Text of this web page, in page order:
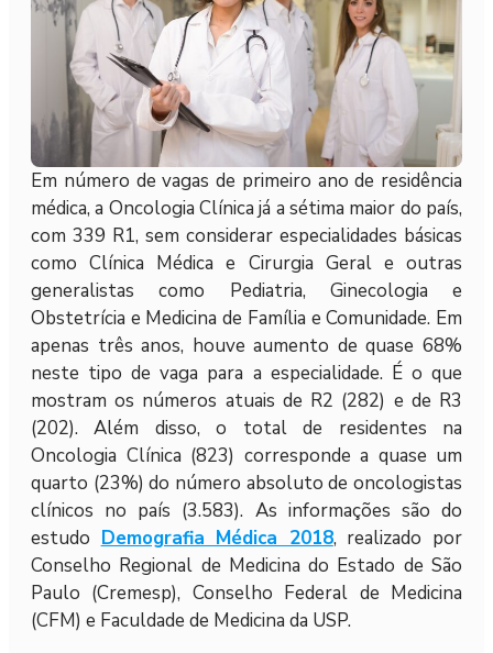
Em número de vagas de primeiro ano de residência
médica, a Oncologia Clínica já a sétima maior do país,
com 339 R1, sem considerar especialidades básicas
como Clínica Médica e Cirurgia Geral e outras
generalistas como Pediatria, Ginecologia e
Obstetrícia e Medicina de Família e Comunidade. Em
apenas três anos, houve aumento de quase 68%
neste tipo de vaga para a especialidade. É o que
mostram os números atuais de R2 (282) e de R3
(202). Além disso, o total de residentes na
Oncologia Clínica (823) corresponde a quase um
quarto (23%) do número absoluto de oncologistas
clínicos no país (3.583). As informações são do
estudo Demografia Médica 2018, realizado por
Conselho Regional de Medicina do Estado de São
Paulo (Cremesp), Conselho Federal de Medicina
(CFM) e Faculdade de Medicina da USP.